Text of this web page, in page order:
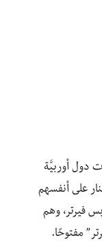
دول أوربيَّة
على أنفسهم
فيرتر، وهم
مفتوحًا.